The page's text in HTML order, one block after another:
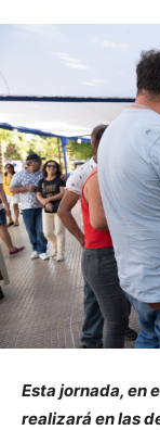
Esta jornada, en
realizará en las